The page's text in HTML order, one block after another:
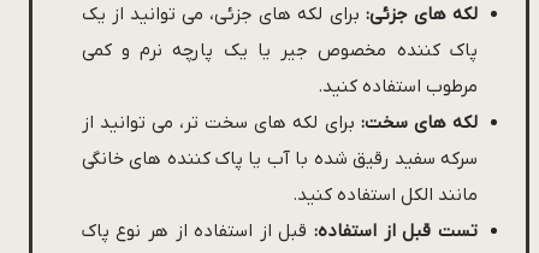
لکه های جزئی: برای لکه های جزئی، می توانید از یک
پاک کننده مخصوص جیر یا یک پارچه نرم و کمی
مرطوب استفاده کنید.
لکه های سخت: برای لکه های سخت تر، می توانید از
سرکه سفید رقیق شده با آب یا پاک کننده های خانگی
مانند الکل استفاده کنید.
تست قبل از استفاده:قبل از استفاده از هر نوع پاک